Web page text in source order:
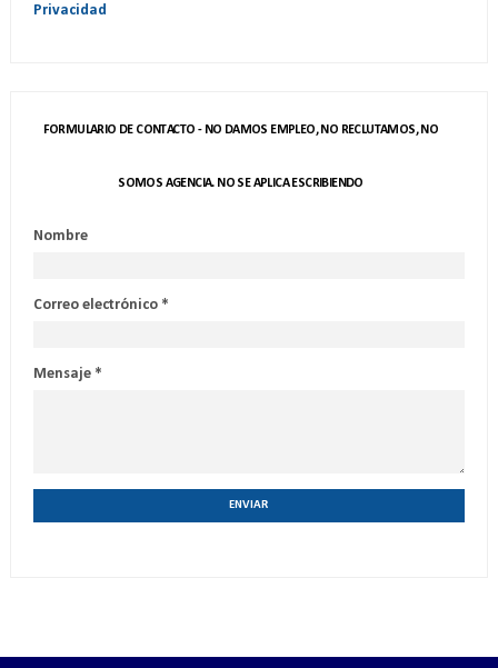
Privacidad
FORMULARIO DE CONTACTO - NO DAMOS EMPLEO, NO RECLUTAMOS, NO
SOMOS AGENCIA. NO SE APLICA ESCRIBIENDO
Nombre
Correo electrónico *
Mensaje *